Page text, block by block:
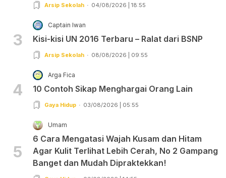
Arsip Sekolah 04/08/2026 | 18:55
3
Captain Iwan
Kisi-kisi UN 2016 Terbaru – Ralat dari BSNP
Arsip Sekolah 08/08/2026 | 09:55
4
Arga Fica
10 Contoh Sikap Menghargai Orang Lain
Gaya Hidup 03/08/2026 | 05:55
5
Umam
6 Cara Mengatasi Wajah Kusam dan Hitam
Agar Kulit Terlihat Lebih Cerah, No 2 Gampang
Banget dan Mudah Dipraktekkan!